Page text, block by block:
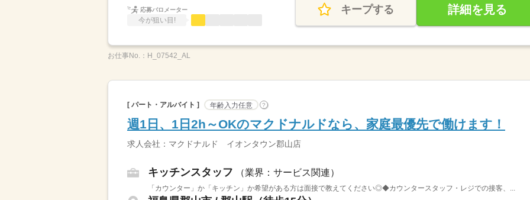
応募バロメーター
今が狙い目!
キープする 詳細を見る
お仕事No.： H_07542_AL
[ パート・アルバイト ] 年齢入力任意 ?
週1日、1日2h～OKのマクドナルドなら、家庭最優先で働けます！
求人会社：マクドナルド イオンタウン郡山店
キッチンスタッフ （業界：サービス関連）
「カウンター」か「キッチン」か希望がある方は面接で教えてください◎◆カウンタースタッフ・レジでの接客、...